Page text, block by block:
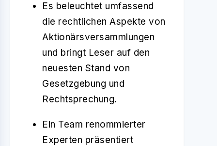
Es beleuchtet umfassend
die rechtlichen Aspekte von
Aktionärsversammlungen
und bringt Leser auf den
neuesten Stand von
Gesetzgebung und
Rechtsprechung.
Ein Team renommierter
Experten präsentiert